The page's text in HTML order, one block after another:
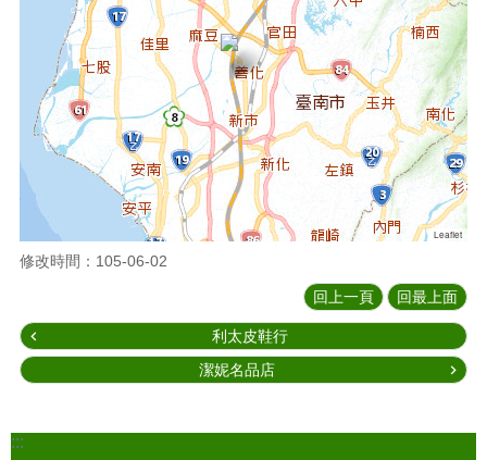
Leaflet
修改時間：105-06-02
回上一頁 回最上面
利太皮鞋行
潔妮名品店
:::